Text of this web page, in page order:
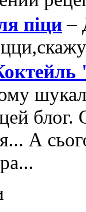
піци –
блог.
А